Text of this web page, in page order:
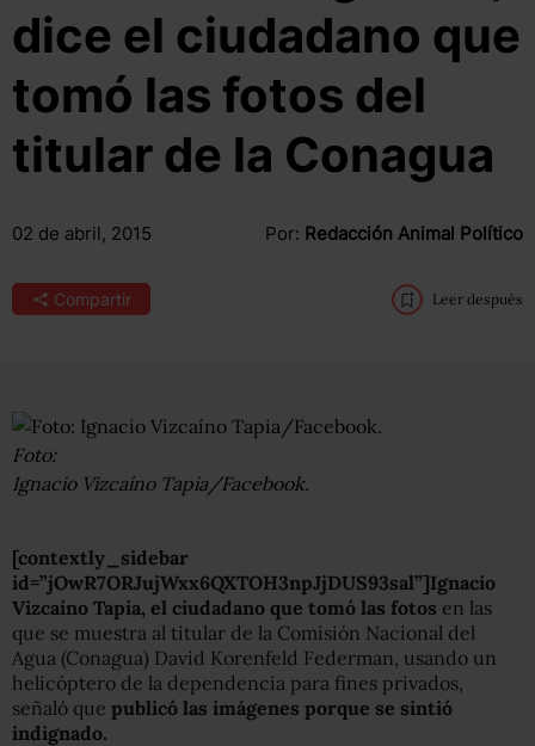
dice el ciudadano que
tomó las fotos del
titular de la Conagua
02 de abril, 2015 Por: Redacción Animal Político
Compartir Leer después
Foto:
Ignacio Vizcaíno Tapia/Facebook.
[contextly_sidebar
id=”jOwR7ORJujWxx6QXTOH3npJjDUS93sal”]Ignacio
Vizcaíno Tapia, el ciudadano que tomó las fotos en las
que se muestra al titular de la Comisión Nacional del
Agua (Conagua) David Korenfeld Federman, usando un
helicóptero de la dependencia para fines privados,
señaló que publicó las imágenes porque se sintió
indignado.